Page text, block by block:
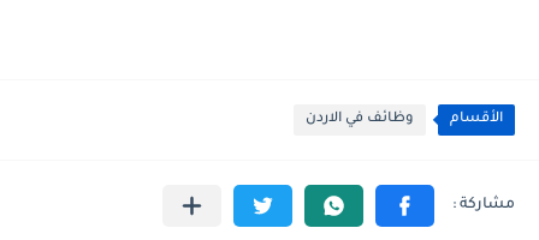
الأقسام وظائف في الاردن